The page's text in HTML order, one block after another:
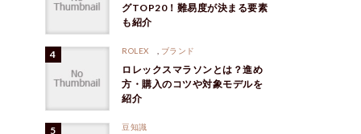
グTOP20！難易度が決まる要素
も紹介
ROLEX ブランド
ロレックスマラソンとは？進め
方・購入のコツや対象モデルを
紹介
豆知識